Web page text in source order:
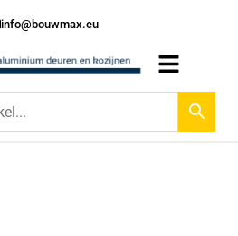
info@bouwmax.eu